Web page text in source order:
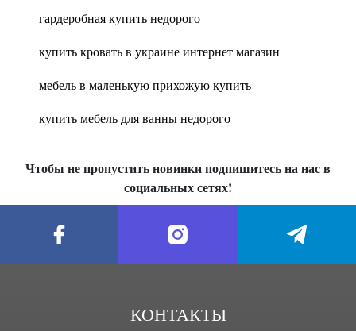
гардеробная купить недорого
купить кровать в украине интернет магазин
мебель в маленькую прихожую купить
купить мебель для ванны недорого
Чтобы не пропустить новинки подпишитесь на нас в
социальных сетях!
КОНТАКТЫ